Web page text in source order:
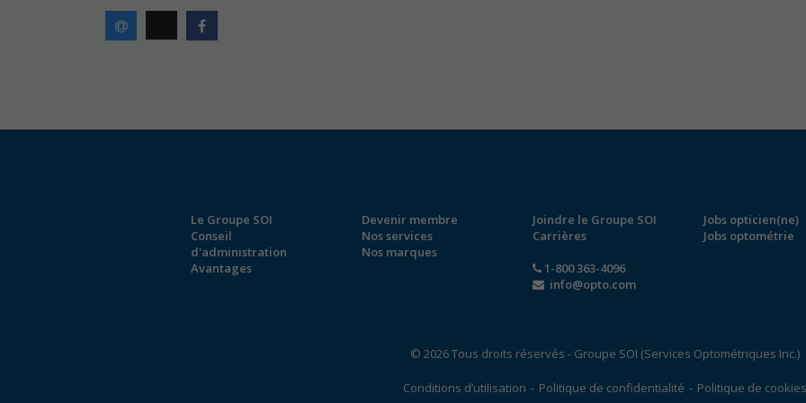
Le Groupe SOI
Conseil
d'administration
Avantages
Devenir membre
Nos services
Nos marques
Joindre le Groupe SOI
Carrières
1-800 363-4096
info@opto.com
Jobs opticien(ne)
Jobs optométrie
© 2026 Tous droits réservés - Groupe SOI (Services Optométriques Inc.)
Conditions d’utilisation - Politique de confidentialité - Politique de cookies